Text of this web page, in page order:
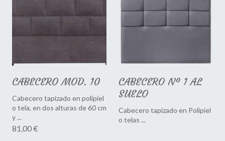
CABECERO MOD. 10
Cabecero tapizado en polipiel
o tela, en dos alturas de 60 cm
y ...
81,00 €
CABECERO Nº 1 AL
SUELO
Cabecero tapizado en Polipiel
o telas ...